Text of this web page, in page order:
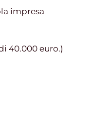
impresa
40.000 euro.)